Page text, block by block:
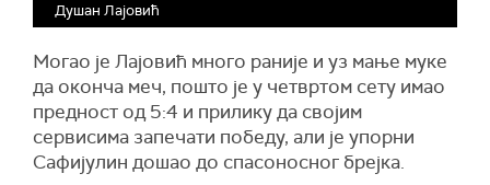
Душан Лајовић
Могао је Лајовић много раније и уз мање муке
да оконча меч, пошто је у четвртом сету имао
предност од 5:4 и прилику да својим
сервисима запечати победу, али је упорни
Сафијулин дошао до спасоносног брејка.